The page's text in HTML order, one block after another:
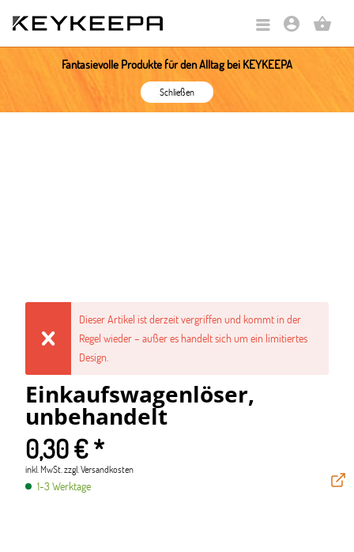
account_circle shopping_basket
Fantasievolle Produkte für den Alltag bei KEYKEEPA
Schließen
Dieser Artikel ist derzeit vergriffen und kommt in der
Regel wieder – außer es handelt sich um ein limitiertes
Design.
Einkaufswagenlöser,
unbehandelt
0,30 € *
inkl. MwSt.zzgl. Versandkosten
1-3 Werktage